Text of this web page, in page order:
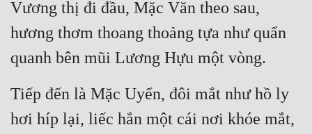
Vương thị đi đầu, Mặc Văn theo sau,
hương thơm thoang thoảng tựa như quẩn
quanh bên mũi Lương Hựu một vòng.
Tiếp đến là Mặc Uyển, đôi mắt như hồ ly
hơi híp lại, liếc hắn một cái nơi khóe mắt,